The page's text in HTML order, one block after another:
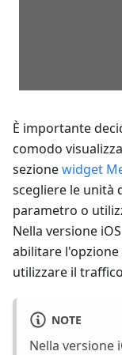
È importante
comodo
sezionewidget
scegliere le unità
parametro o
Nella versione
abilitare
utilizzare il
NOTE
Nella versione